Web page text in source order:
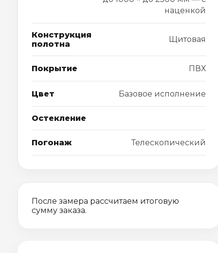
наценкой
Конструкция
полотна
Щитовая
Покрытие ПВХ
Цвет Базовое исполнение
Остекление
Погонаж Телескопический
После замера рассчитаем итоговую
сумму заказа.